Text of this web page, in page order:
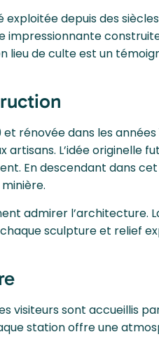
exploitée depuis des
de culte est un
rénovée dans les
L’idée originelle
En descendant dans
admirer
sculpture et relief
visiteurs sont accueillis
station offre une